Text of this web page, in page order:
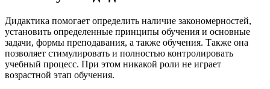
Дидактика помогает определить наличие закономерностей,
установить определенные принципы обучения и основные
задачи, формы преподавания, а также обучения. Также она
позволяет стимулировать и полностью контролировать
учебный процесс. При этом никакой роли не играет
возрастной этап обучения.